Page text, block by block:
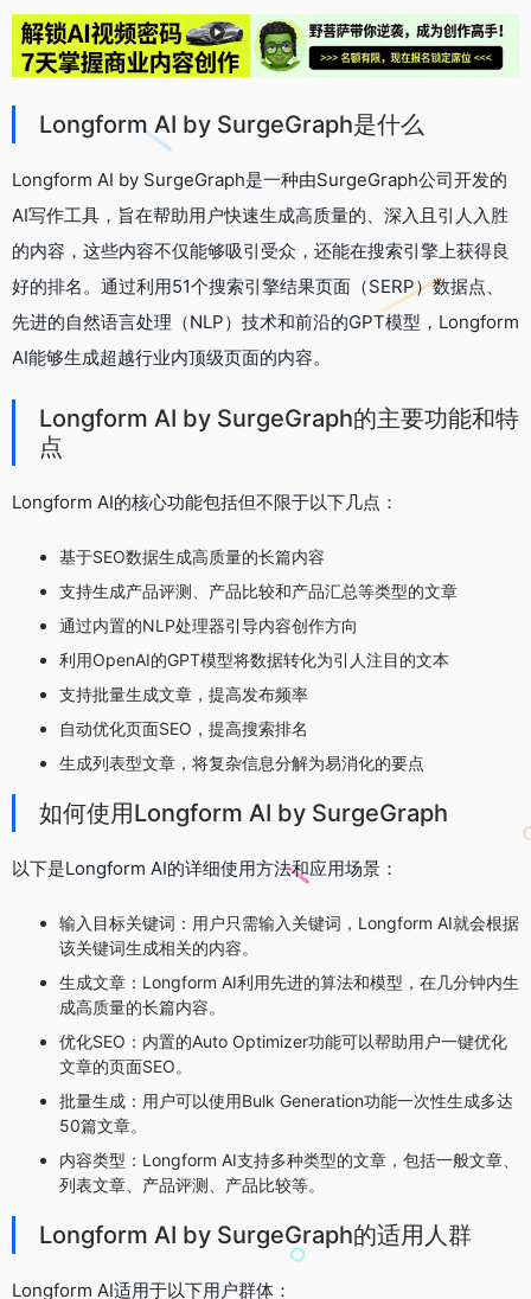
Longform AI by SurgeGraph是什么
Longform AI by SurgeGraph是一种由SurgeGraph公司开发的
AI写作工具，旨在帮助用户快速生成高质量的、深入且引人入胜
的内容，这些内容不仅能够吸引受众，还能在搜索引擎上获得良
好的排名。通过利用51个搜索引擎结果页面（SERP）数据点、
先进的自然语言处理（NLP）技术和前沿的GPT模型，Longform
AI能够生成超越行业内顶级页面的内容。
Longform AI by SurgeGraph的主要功能和特
点
Longform AI的核心功能包括但不限于以下几点：
基于SEO数据生成高质量的长篇内容
支持生成产品评测、产品比较和产品汇总等类型的文章
通过内置的NLP处理器引导内容创作方向
利用OpenAI的GPT模型将数据转化为引人注目的文本
支持批量生成文章，提高发布频率
自动优化页面SEO，提高搜索排名
生成列表型文章，将复杂信息分解为易消化的要点
如何使用Longform AI by SurgeGraph
以下是Longform AI的详细使用方法和应用场景：
输入目标关键词：用户只需输入关键词，Longform AI就会根据
该关键词生成相关的内容。
生成文章：Longform AI利用先进的算法和模型，在几分钟内生
成高质量的长篇内容。
优化SEO：内置的Auto Optimizer功能可以帮助用户一键优化
文章的页面SEO。
批量生成：用户可以使用Bulk Generation功能一次性生成多达
50篇文章。
内容类型：Longform AI支持多种类型的文章，包括一般文章、
列表文章、产品评测、产品比较等。
Longform AI by SurgeGraph的适用人群
Longform AI适用于以下用户群体：